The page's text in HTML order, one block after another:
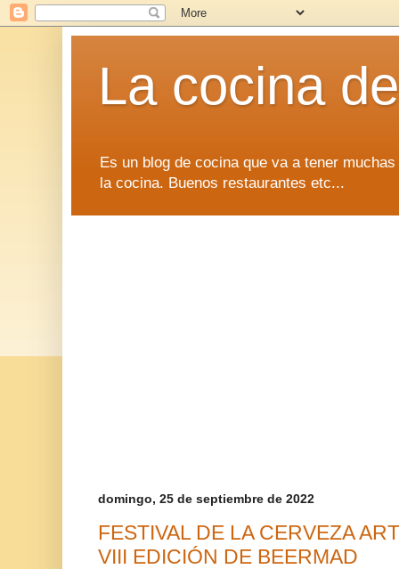
La cocina
Es un blog de cocina que va a tener
la cocina. Buenos restaurantes etc...
domingo, 25 de septiembre de 2022
FESTIVAL DE LA CERVEZA
VIII EDICIÓN DE BEERMAD